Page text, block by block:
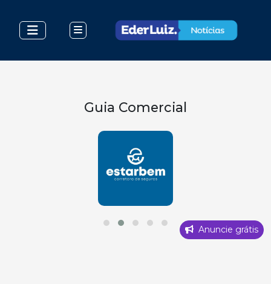
Guia Comercial
Anuncie grátis